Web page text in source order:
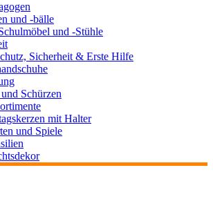
und -bälle
und -Stühle
Sicherheit & Erste Hilfe
Schürzen
mit Halter
und Spiele